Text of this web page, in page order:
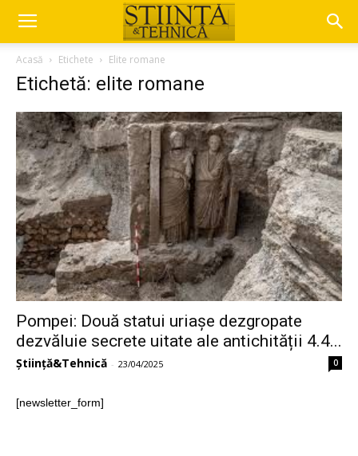
Acasă Etichete Elite romane
Etichetă: elite romane
Pompei: Două statui uriașe dezgropate
dezvăluie secrete uitate ale antichității 4.4...
Știință&Tehnică - 23/04/2025 0
[newsletter_form]